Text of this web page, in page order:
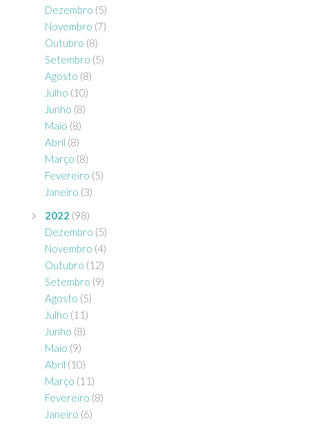
Dezembro (5)
Novembro (7)
Outubro (8)
Setembro (5)
Agosto (8)
Julho (10)
Junho (8)
Maio (8)
Abril (8)
Março (8)
Fevereiro (5)
Janeiro (3)
2022 (98)
Dezembro (5)
Novembro (4)
Outubro (12)
Setembro (9)
Agosto (5)
Julho (11)
Junho (8)
Maio (9)
Abril (10)
Março (11)
Fevereiro (8)
Janeiro (6)